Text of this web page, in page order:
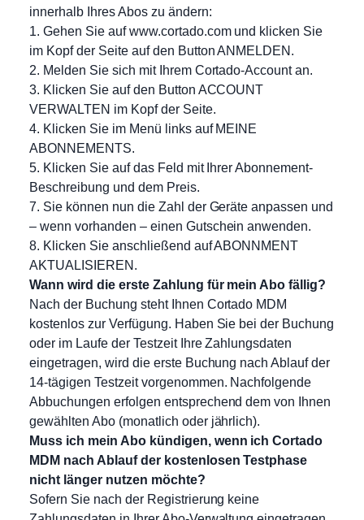
innerhalb Ihres Abos zu ändern:
1. Gehen Sie auf www.cortado.com und klicken Sie
im Kopf der Seite auf den Button ANMELDEN.
2. Melden Sie sich mit Ihrem Cortado-Account an.
3. Klicken Sie auf den Button ACCOUNT
VERWALTEN im Kopf der Seite.
4. Klicken Sie im Menü links auf MEINE
ABONNEMENTS.
5. Klicken Sie auf das Feld mit Ihrer Abonnement-
Beschreibung und dem Preis.
7. Sie können nun die Zahl der Geräte anpassen und
– wenn vorhanden – einen Gutschein anwenden.
8. Klicken Sie anschließend auf ABONNMENT
AKTUALISIEREN.
Wann wird die erste Zahlung für mein Abo fällig?
Nach der Buchung steht Ihnen Cortado MDM
kostenlos zur Verfügung. Haben Sie bei der Buchung
oder im Laufe der Testzeit Ihre Zahlungsdaten
eingetragen, wird die erste Buchung nach Ablauf der
14-tägigen Testzeit vorgenommen. Nachfolgende
Abbuchungen erfolgen entsprechend dem von Ihnen
gewählten Abo (monatlich oder jährlich).
Muss ich mein Abo kündigen, wenn ich Cortado
MDM nach Ablauf der kostenlosen Testphase
nicht länger nutzen möchte?
Sofern Sie nach der Registrierung keine